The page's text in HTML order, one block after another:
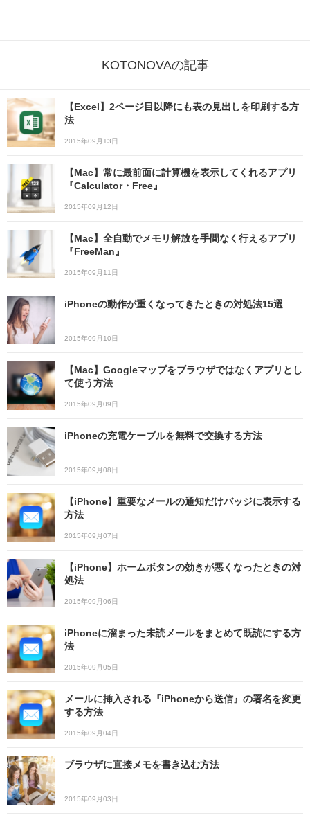
KOTONOVAの記事
【Excel】2ページ目以降にも表の見出しを印刷する方
法
2015年09月13日
【Mac】常に最前面に計算機を表示してくれるアプリ
『Calculator・Free』
2015年09月12日
【Mac】全自動でメモリ解放を手間なく行えるアプリ
『FreeMan』
2015年09月11日
iPhoneの動作が重くなってきたときの対処法15選
2015年09月10日
【Mac】Googleマップをブラウザではなくアプリとし
て使う方法
2015年09月09日
iPhoneの充電ケーブルを無料で交換する方法
2015年09月08日
【iPhone】重要なメールの通知だけバッジに表示する
方法
2015年09月07日
【iPhone】ホームボタンの効きが悪くなったときの対
処法
2015年09月06日
iPhoneに溜まった未読メールをまとめて既読にする方
法
2015年09月05日
メールに挿入される『iPhoneから送信』の署名を変更
する方法
2015年09月04日
ブラウザに直接メモを書き込む方法
2015年09月03日